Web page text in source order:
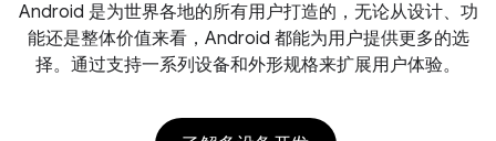
Android 是为世界各地的所有用户打造的，无论从设计、功
能还是整体价值来看，Android 都能为用户提供更多的选
择。通过支持一系列设备和外形规格来扩展用户体验。